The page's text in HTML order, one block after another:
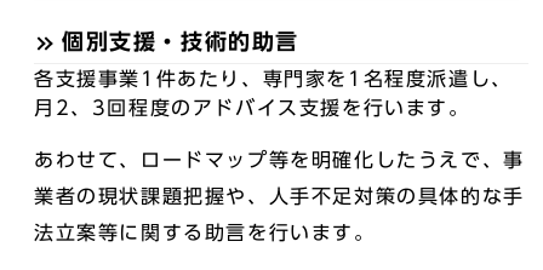
個別支援・技術的助言
各支援事業1件あたり、専門家を1名程度派遣し、
月2、3回程度のアドバイス支援を行います。
あわせて、ロードマップ等を明確化したうえで、事
業者の現状課題把握や、人手不足対策の具体的な手
法立案等に関する助言を行います。